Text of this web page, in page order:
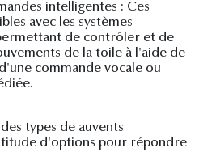
intelligentes : Ces
avec les systèmes
de contrôler et de
de la toile à l'aide de
commande vocale ou
types de auvents
d'options pour répondre